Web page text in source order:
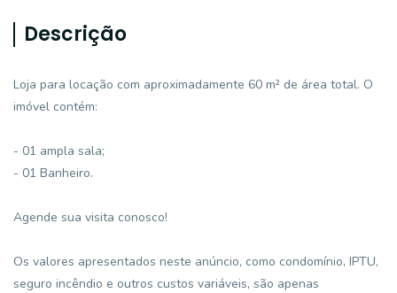
Descrição
Loja para locação com aproximadamente 60 m² de área total. O
imóvel contém:
- 01 ampla sala;
- 01 Banheiro.
Agende sua visita conosco!
Os valores apresentados neste anúncio, como condomínio, IPTU,
seguro incêndio e outros custos variáveis, são apenas